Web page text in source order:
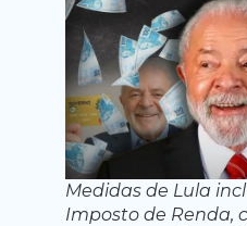
Medidas de Lula
Imposto de Renda,